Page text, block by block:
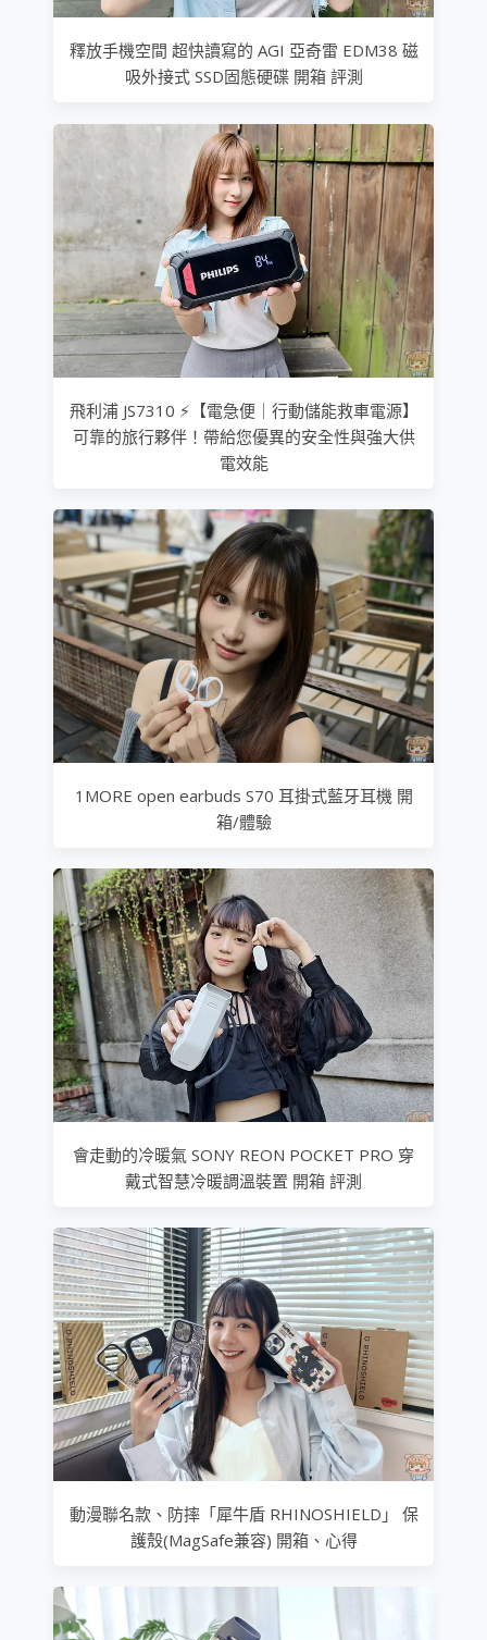
釋放手機空間 超快讀寫的 AGI 亞奇雷 EDM38 磁
吸外接式 SSD固態硬碟 開箱 評測
飛利浦 JS7310 ⚡【電急便｜行動儲能救車電源】
可靠的旅行夥伴！帶給您優異的安全性與強大供
電效能
1MORE open earbuds S70 耳掛式藍牙耳機 開
箱/體驗
會走動的冷暖氣 SONY REON POCKET PRO 穿
戴式智慧冷暖調溫裝置 開箱 評測
動漫聯名款、防摔「犀牛盾 RHINOSHIELD」 保
護殼(MagSafe兼容) 開箱、心得